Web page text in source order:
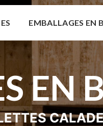
EMBALLAGES EN
EN